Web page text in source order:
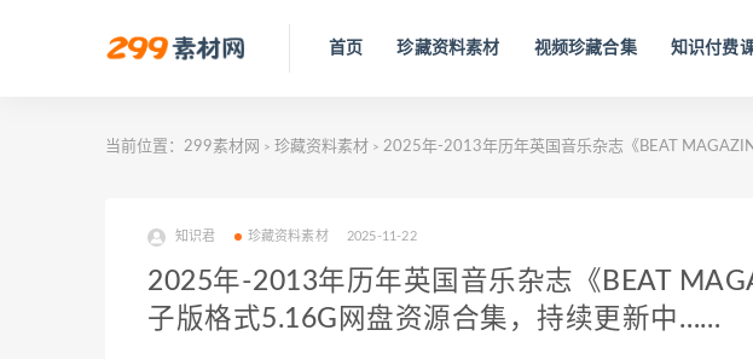
首页 珍藏资料素材 视频珍藏合集 知识付费
当前位置： 299素材网 > 珍藏资料素材 > 2025年-2013年历年英国音乐杂志《BEAT
知识君 珍藏资料素材 2025-11-22
2025年-2013年历年英国音乐杂志《BEAT
子版格式5.16G网盘资源合集，持续更新中……